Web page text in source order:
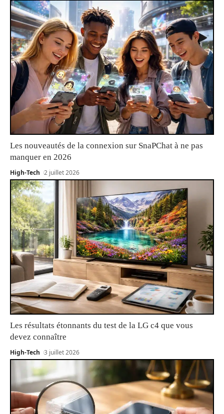
Les nouveautés de la connexion sur SnaPChat à ne pas
manquer en 2026
High-Tech 2 juillet 2026
Les résultats étonnants du test de la LG c4 que vous
devez connaître
High-Tech 3 juillet 2026